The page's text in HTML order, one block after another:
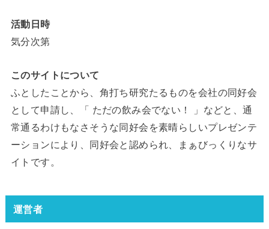
活動日時
気分次第
このサイトについて
ふとしたことから、角打ち研究たるものを会社の同好会
として申請し、「 ただの飲み会でない！ 」などと、通
常通るわけもなさそうな同好会を素晴らしいプレゼンテ
ーションにより、同好会と認められ、まぁびっくりなサ
イトです。
運営者